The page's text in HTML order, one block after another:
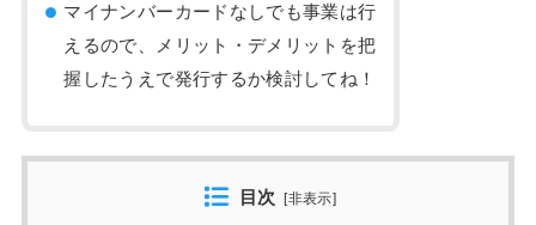
マイナンバーカードなしでも事業は行
えるので、メリット・デメリットを把
握したうえで発行するか検討してね！
目次 [非表示]